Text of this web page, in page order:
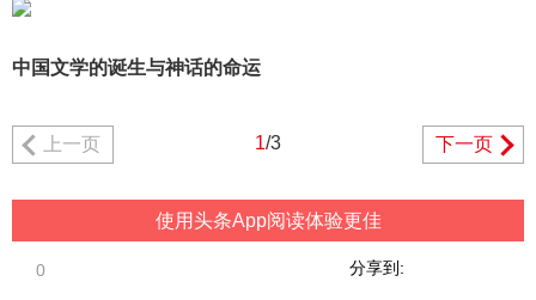
中国文学的诞生与神话的命运
上一页 1/3 下一页
使用头条App阅读体验更佳
分享到:
0